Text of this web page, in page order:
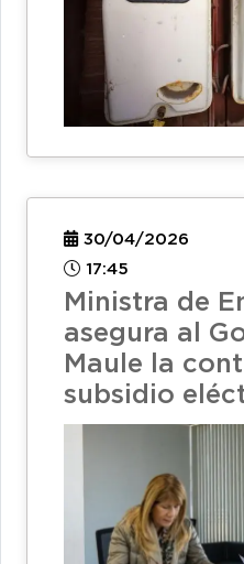
30/04/2026
17:45
Ministra de
asegura al
Maule la
subsidio